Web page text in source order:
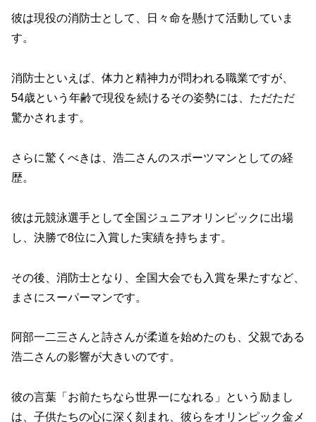
彼は現役の消防士として、日々命を懸けて活動していま
す。
消防士といえば、体力と精神力が問われる職業ですが、
54歳という年齢で現役を続けるその姿勢には、ただただ
驚かされます。
さらに驚くべきは、浩二さんのスポーツマンとしての経
歴。
彼は元競泳選手として全国ジュニアオリンピックに出場
し、決勝で8位に入賞した実績を持ちます。
その後、消防士となり、全国大会でも入賞を果たすなど、
まさにスーパーマンです。
阿部一二三さんと詩さんが柔道を始めたのも、父親である
浩二さんの影響が大きいのです。
彼の言葉「お前たちなら世界一になれる」という励まし
は、子供たちの心に深く刻まれ、彼らをオリンピック金メ